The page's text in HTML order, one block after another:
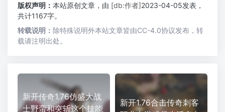
版权声明： 本站原创文章，由 [db:作者]2023-04-05发表，
共计1167字。
转载说明： 除特殊说明外本站文章皆由CC-4.0协议发布，转
载请注明出处。
新开传奇1.76仿盛大战
士野蛮和突斩这个技能
新开1.76合击传奇刺客